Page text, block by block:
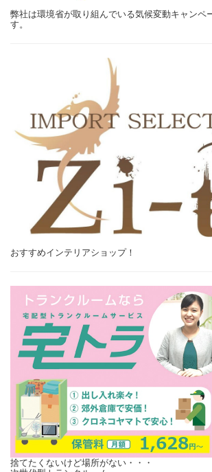
弊社は環境省が取り組んでいる気候変動キャンペ
す。
おすすめインテリアショップ！
捨てたくないけど場所がない・・・